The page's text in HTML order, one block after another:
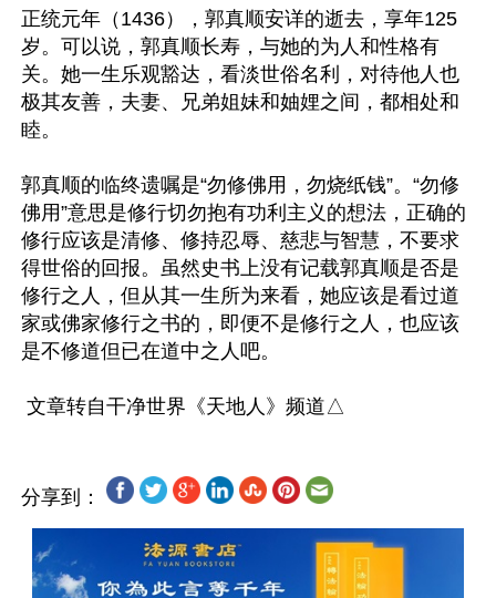
正统元年（1436），郭真顺安详的逝去，享年125
岁。可以说，郭真顺长寿，与她的为人和性格有
关。她一生乐观豁达，看淡世俗名利，对待他人也
极其友善，夫妻、兄弟姐妹和妯娌之间，都相处和
睦。
郭真顺的临终遗嘱是“勿修佛用，勿烧纸钱”。“勿修
佛用”意思是修行切勿抱有功利主义的想法，正确的
修行应该是清修、修持忍辱、慈悲与智慧，不要求
得世俗的回报。虽然史书上没有记载郭真顺是否是
修行之人，但从其一生所为来看，她应该是看过道
家或佛家修行之书的，即便不是修行之人，也应该
是不修道但已在道中之人吧。
分享到：